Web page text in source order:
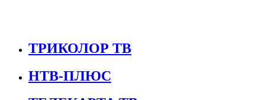
ТРИКОЛОР ТВ
НТВ-ПЛЮС